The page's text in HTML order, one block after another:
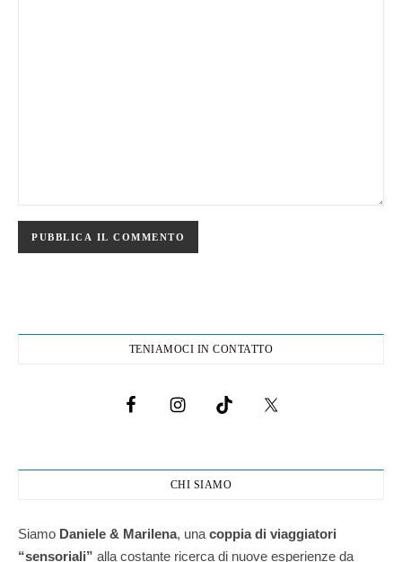
TENIAMOCI IN CONTATTO
CHI SIAMO
Siamo Daniele & Marilena, una coppia di viaggiatori
“sensoriali” alla costante ricerca di nuove esperienze da